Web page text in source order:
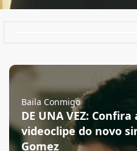
Baila Conmigo
DE UNA VEZ:
videoclipe do novo
Gomez